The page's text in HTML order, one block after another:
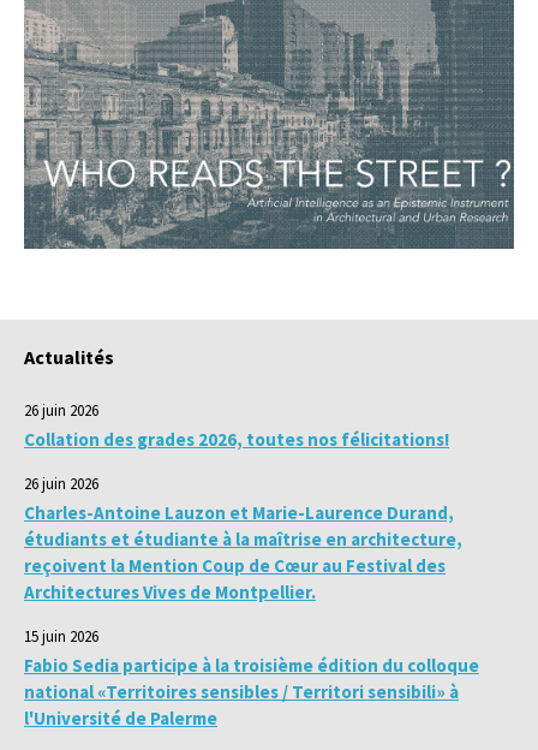
Actualités
26 juin 2026
Collation des grades 2026, toutes nos félicitations!
26 juin 2026
Charles-Antoine Lauzon et Marie-Laurence Durand,
étudiants et étudiante à la maîtrise en architecture,
reçoivent la Mention Coup de Cœur au Festival des
Architectures Vives de Montpellier.
15 juin 2026
Fabio Sedia participe à la troisième édition du colloque
national «Territoires sensibles / Territori sensibili» à
l'Université de Palerme